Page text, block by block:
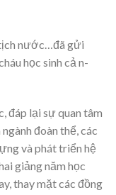
n­ước…đã gửi
học sinh cả n­
đáp lại sự quan tâm
đoàn thể, các
và phát triển hệ
giảng năm học
thay mặt các đồng